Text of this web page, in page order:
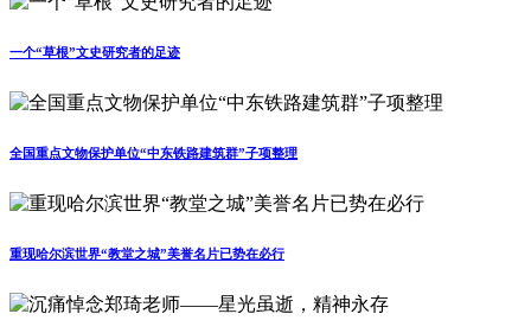
一个“草根”文史研究者的足迹
全国重点文物保护单位“中东铁路建筑群”子项整理
重现哈尔滨世界“教堂之城”美誉名片已势在必行